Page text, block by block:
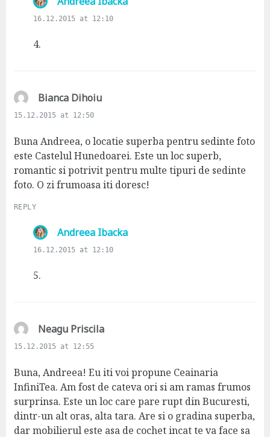
16.12.2015 at 12:10
4.
Bianca Dihoius
s
:
15.12.2015 at 12:50
Buna Andreea, o locatie superba pentru sedinte foto
este Castelul Hunedoarei. Este un loc superb,
romantic si potrivit pentru multe tipuri de sedinte
foto. O zi frumoasa iti doresc!
REPLY
Andreea Ibackas
16.12.2015 at 12:10
5.
Neagu Priscilas
s
:
15.12.2015 at 12:55
Buna, Andreea! Eu iti voi propune Ceainaria
InfiniTea. Am fost de cateva ori si am ramas frumos
surprinsa. Este un loc care pare rupt din Bucuresti,
dintr-un alt oras, alta tara. Are si o gradina superba,
dar mobilierul este asa de cochet incat te va face sa